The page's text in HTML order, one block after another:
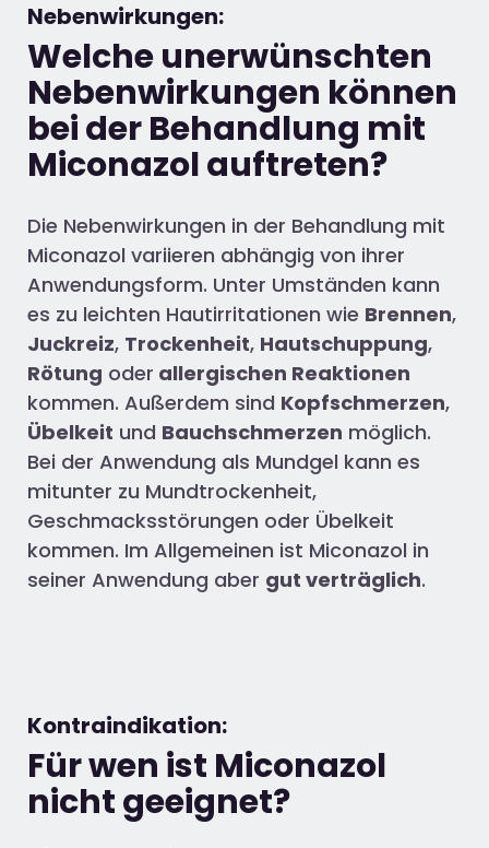
Nebenwirkungen:
Welche unerwünschten
Nebenwirkungen können
bei der Behandlung mit
Miconazol auftreten?
Die Nebenwirkungen in der Behandlung mit
Miconazol variieren abhängig von ihrer
Anwendungsform. Unter Umständen kann
es zu leichten Hautirritationen wie Brennen,
Juckreiz, Trockenheit, Hautschuppung,
Rötung oder allergischen Reaktionen
kommen. Außerdem sind Kopfschmerzen,
Übelkeit und Bauchschmerzen möglich.
Bei der Anwendung als Mundgel kann es
mitunter zu Mundtrockenheit,
Geschmacksstörungen oder Übelkeit
kommen. Im Allgemeinen ist Miconazol in
seiner Anwendung aber gut verträglich.
Kontraindikation:
Für wen ist Miconazol
nicht geeignet?